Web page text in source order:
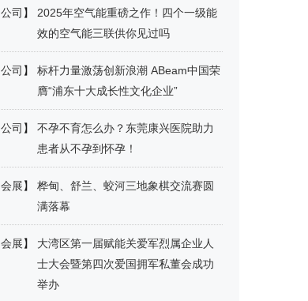
公司 】
2025年空气能重磅之作！四个一级能
效的空气能三联供你见过吗
公司 】
标杆力量激荡创新浪潮 ABeam中国荣
膺“浦东十大成长性文化企业”
公司 】
不孕不育怎么办？东莞康兴医院助力
患者从不孕到怀孕！
会展】
桦甸、舒兰、蛟河三地象棋交流赛圆
满落幕
会展】
大湾区第一届赋能关爱军烈属企业人
士大会暨第四次爱国拥军私董会成功
举办